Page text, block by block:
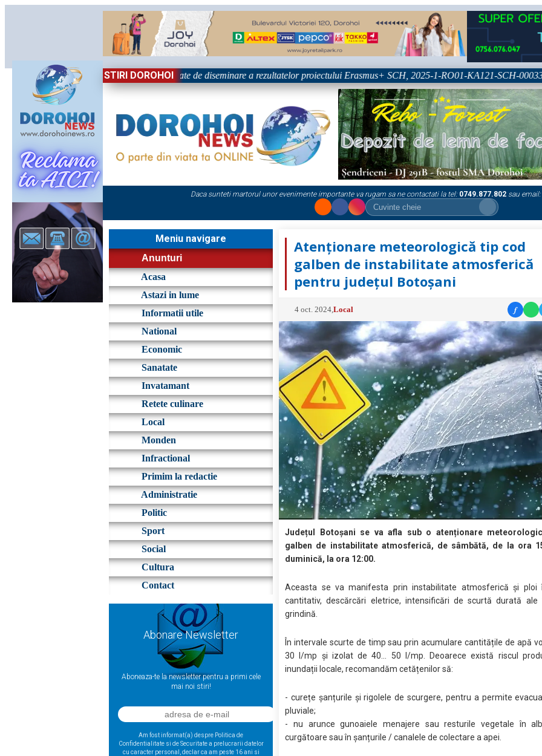
STIRI DOROHOI
„Grigore Ghica” Dorohoi - Activitate de diseminare a rezultatelor proiectului Erasmus+ SCH, 2025-1-RO01-KA121-SCH-000333361
Daca sunteti martorul unor evenimente importante va rugam sa ne contactati la tel: 0749.877.802 sau email:
Meniu navigare
Anunturi
Acasa
Astazi in lume
Informatii utile
National
Economic
Sanatate
Invatamant
Retete culinare
Local
Monden
Infractional
Primim la redactie
Administratie
Politic
Sport
Social
Cultura
Contact
Abonare Newsletter
Aboneaza-te la newsletter pentru a primi cele
mai noi stiri!
Am fost informat(a) despre Politica de
Confidentialitate si de Securitate a prelucrarii datelor
cu caracter personal, declar ca am peste 16 ani si
Atenționare meteorologică tip cod
galben de instabilitate atmosferică
pentru județul Botoșani
4 oct. 2024 ,Local f
Județul Botoșani se va afla sub o atenționare
galben de instabilitate atmosferică, de sâmbătă, de la ora
duminică, la ora 12:00.
Aceasta se va manifesta prin instabilitate atmosferică și ploi
cantitativ, descărcări eletrice, intensificări de scurtă durată ale
grindină.
În intervale scurte de timp sau prin acumulare cantitățile de apă
30 l/mp și izolat de 40... 50 l/mp. Deoarece există riscul
inundații locale, recomandăm cetățenilor să:
- curețe șanțurile și rigolele de scurgere, pentru a permite
pluviale;
- nu arunce gunoaiele menajere sau resturile vegetale în
curgătoare sau în șanțurile / canalele de colectare a apei.